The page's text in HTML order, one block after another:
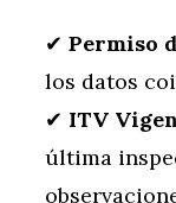
✔ Permiso
los datos
✔ ITV
última